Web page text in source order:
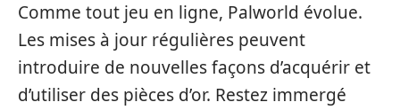
Comme tout jeu en ligne, Palworld évolue.
Les mises à jour régulières peuvent
introduire de nouvelles façons d’acquérir et
d’utiliser des pièces d’or. Restez immergé